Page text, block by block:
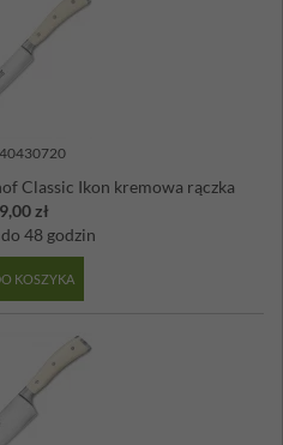
Classic Ikon kremowa rączka
zł
do 48 godzin
KOSZYKA